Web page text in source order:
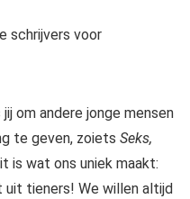
schrijvers voor
om andere jonge mensen
te geven, zoiets Seks,
is wat ons uniek maakt:
uit tieners! We willen altijd